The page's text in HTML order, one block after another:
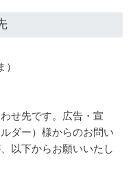
せ先です。広告・宣
ダー）様からのお問い
以下からお願いいたし